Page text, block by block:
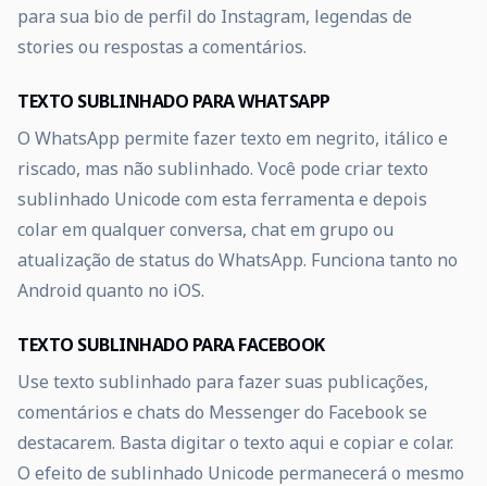
para sua bio de perfil do Instagram, legendas de
stories ou respostas a comentários.
TEXTO SUBLINHADO PARA WHATSAPP
O WhatsApp permite fazer texto em negrito, itálico e
riscado, mas não sublinhado. Você pode criar texto
sublinhado Unicode com esta ferramenta e depois
colar em qualquer conversa, chat em grupo ou
atualização de status do WhatsApp. Funciona tanto no
Android quanto no iOS.
TEXTO SUBLINHADO PARA FACEBOOK
Use texto sublinhado para fazer suas publicações,
comentários e chats do Messenger do Facebook se
destacarem. Basta digitar o texto aqui e copiar e colar.
O efeito de sublinhado Unicode permanecerá o mesmo